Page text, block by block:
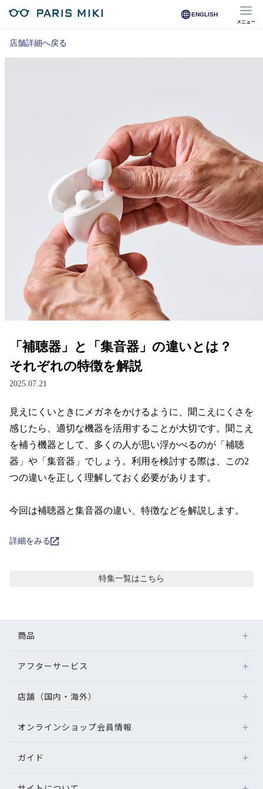
ENGLISH
メニュー
マイページ
※オンラインで会員登録された方
店舗検索/来店予約
商品を探す
メガネ
レンズ
サングラス
補聴器
グッズ・小物
ブランドを探す
レビュー
ブログ
店舗詳細へ戻る
「補聴器」と「集音器」の違いとは？
それぞれの特徴を解説
2025.07.21
見えにくいときにメガネをかけるように、聞こえにくさを
感じたら、適切な機器を活用することが大切です。聞こえ
を補う機器として、多くの人が思い浮かべるのが「補聴
器」や「集音器」でしょう。利用を検討する際は、この2
つの違いを正しく理解しておく必要があります。
今回は補聴器と集音器の違い、特徴などを解説します。
詳細をみる
特集一覧はこちら
商品
メガネ
サングラス
補聴器
グッズ・小物
アフターサービス
アフターサービス
メガネの不具合、修理について
補聴器に関するアフターサービス
店舗（国内・海外）
店舗検索
オンラインショップ会員情報
ログイン
ガイド